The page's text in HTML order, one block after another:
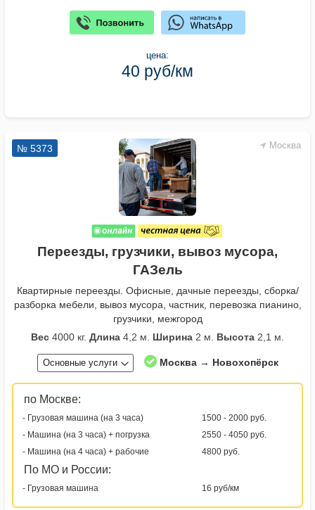
цена:
40 руб/км
Москва
№ 5373
Переезды, грузчики, вывоз мусора,
ГАЗель
Квартирные переезды. Офисные, дачные переезды, сборка/
разборка мебели, вывоз мусора, частник, перевозка пианино,
грузчики, межгород
Вес 4000 кг. Длина 4,2 м. Ширина 2 м. Высота 2,1 м.
Основные услуги Москва → Новохопёрск
по Москве:
- Грузовая машина (на 3 часа)
1500 - 2000 руб.
- Машина (на 3 часа) + погрузка
2550 - 4050 руб.
- Машина (на 4 часа) + рабочие
4800 руб.
По МО и России:
- Грузовая машина 16 руб/км